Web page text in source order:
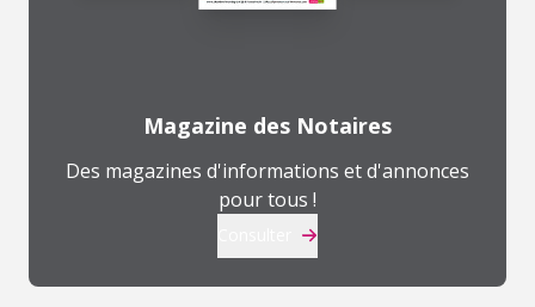
Magazine des Notaires
Des magazines d'informations et d'annonces
pour tous !